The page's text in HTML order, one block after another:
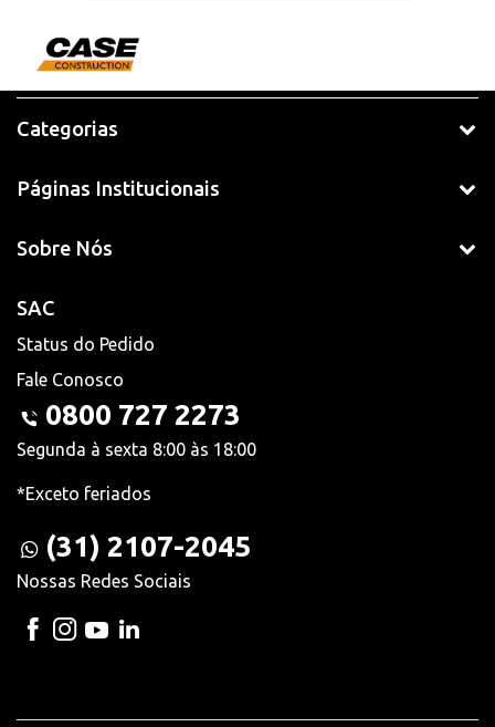
Categorias
Páginas Institucionais
Sobre Nós
SAC
Status do Pedido
Fale Conosco
0800 727 2273
Segunda à sexta 8:00 às 18:00
*Exceto feriados
(31) 2107-2045
Nossas Redes Sociais